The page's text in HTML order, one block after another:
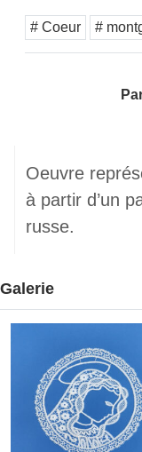
# Coeur #
Oeuvre
à partir d’un
russe.
Galerie